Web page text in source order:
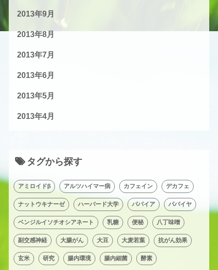
2013年9月
2013年8月
2013年7月
2013年6月
2013年5月
2013年4月
タグから探す
アミロイドβ アルツハイマー病 カフェイン デカフェ
ナットウキナーゼ ハーバード大学 パパイア パパイヤ
ベンジルイソチオシアネート 乳糖 便秘 八丁味噌
副交感神経 大腸がん 大豆 大麦若葉 抗がん効果
玄米 研究 腸内環境 腸内細菌 酵素